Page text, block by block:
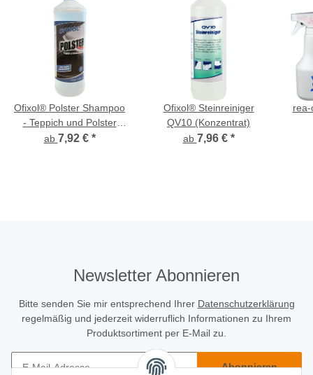
Ofixol® Polster Shampoo
- Teppich und Polster
Reiniger, Konzentrat
ab 7,92 € *
Ofixol® Steinreiniger
QV10 (Konzentrat)
ab 7,96 € *
Newsletter Abonnieren
Bitte senden Sie mir entsprechend Ihrer Datenschutzerklärung
regelmäßig und jederzeit widerruflich Informationen zu Ihrem
Produktsortiment per E-Mail zu.
Abonnieren